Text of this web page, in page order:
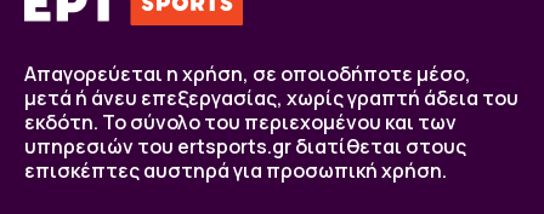
Απαγορεύεται η χρήση, σε οποιοδήποτε μέσο,
μετά ή άνευ επεξεργασίας, χωρίς γραπτή άδεια του
εκδότη. Το σύνολο του περιεχομένου και των
υπηρεσιών του ertsports.gr διατίθεται στους
επισκέπτες αυστηρά για προσωπική χρήση.